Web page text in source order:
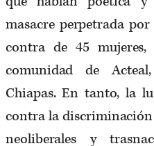
masacre perpetrada
contra de 45
comunidad de
Chiapas. En tanto, la
contra la
neoliberales y